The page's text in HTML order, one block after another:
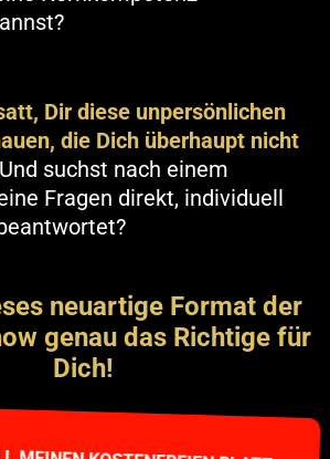
Dir diese unpersönlichen
die Dich überhaupt nicht
Und suchst nach einem
Fragen direkt, individuell
neuartige Format der
genau das Richtige für
Dich!